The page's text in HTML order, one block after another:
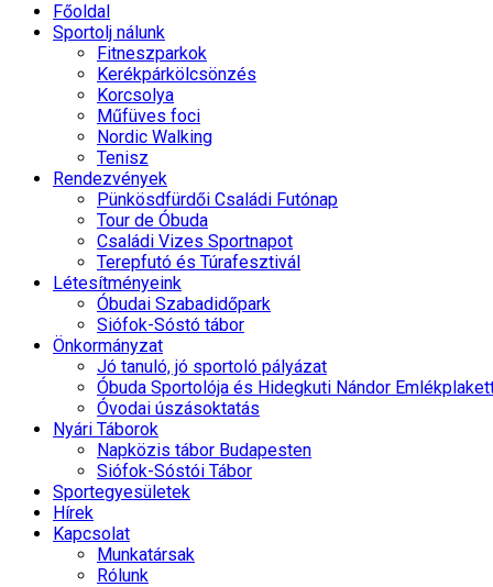
Főoldal
Sportolj nálunk
Fitneszparkok
Kerékpárkölcsönzés
Korcsolya
Műfüves foci
Nordic Walking
Tenisz
Rendezvények
Pünkösdfürdői Családi Futónap
Tour de Óbuda
Családi Vizes Sportnapot
Terepfutó és Túrafesztivál
Létesítményeink
Óbudai Szabadidőpark
Siófok-Sóstó tábor
Önkormányzat
Jó tanuló, jó sportoló pályázat
Óbuda Sportolója és Hidegkuti Nándor
Óvodai úszásoktatás
Nyári Táborok
Napközis tábor Budapesten
Siófok-Sóstói Tábor
Sportegyesületek
Hírek
Kapcsolat
Munkatársak
Rólunk